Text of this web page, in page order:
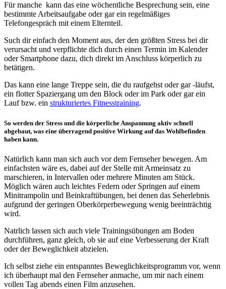
Für manche kann das eine wöchentliche Besprechung sein, eine
bestimmte Arbeitsaufgabe oder gar ein regelmäßiges
Telefongespräch mit einem Elternteil.
Such dir einfach den Moment aus, der den größten Stress bei dir
verursacht und verpflichte dich durch einen Termin im Kalender
oder Smartphone dazu, dich direkt im Anschluss körperlich zu
betätigen.
Das kann eine lange Treppe sein, die du raufgehst oder gar -läufst,
ein flotter Spaziergang um den Block oder im Park oder gar ein
Lauf bzw. ein strukturiertes Fitnesstraining.
So werden der Stress und die körperliche Anspannung aktiv schnell
abgebaut, was eine überragend positive Wirkung auf das Wohlbefinden
haben kann.
Natürlich kann man sich auch vor dem Fernseher bewegen. Am
einfachsten wäre es, dabei auf der Stelle mit Armeinsatz zu
marschieren, in Intervallen oder mehrere Minuten am Stück.
Möglich wären auch leichtes Federn oder Springen auf einem
Minitrampolin und Beinkraftübungen, bei denen das Seherlebnis
aufgrund der geringen Oberkörperbewegung wenig beeinträchtig
wird.
Natrlich lassen sich auch viele Trainingsübungen am Boden
durchführen, ganz gleich, ob sie auf eine Verbesserung der Kraft
oder der Beweglichkeit abzielen.
Ich selbst ziehe ein entspanntes Beweglichkeitsprogramm vor, wenn
ich überhaupt mal den Fernseher anmache, um mir nach einem
vollen Tag abends einen Film anzusehen.